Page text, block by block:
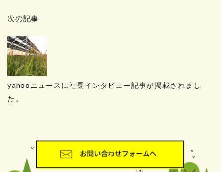
次の記事
yahooニュースに社長インタビュー記事が掲載されまし
た。